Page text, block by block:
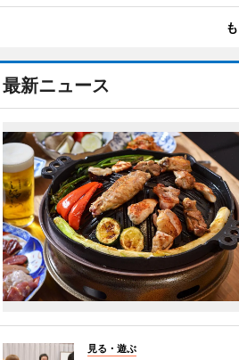
最新ニュース
見る・遊ぶ